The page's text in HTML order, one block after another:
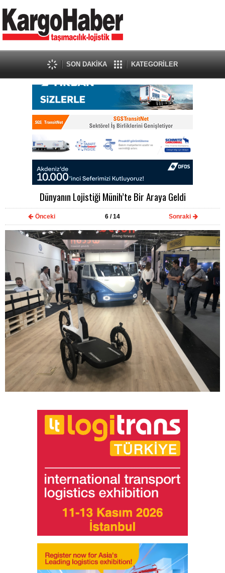
SON DAKİKA KATEGORİLER
Dünyanın Lojistiği Münih’te Bir Araya Geldi
Önceki 6/ 14 Sonraki